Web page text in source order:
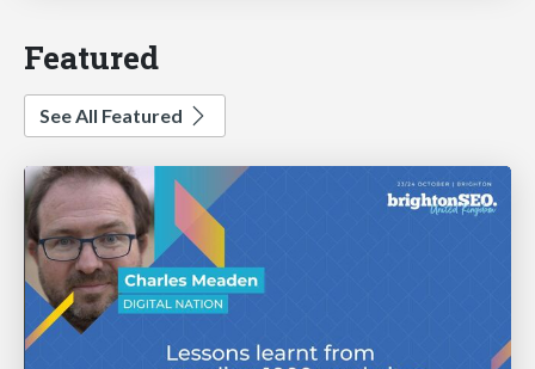
Featured
See All Featured